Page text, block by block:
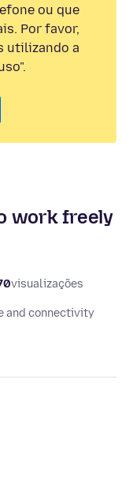
ou que
Por favor,
utilizando a
work freely
visualizações
and connectivity